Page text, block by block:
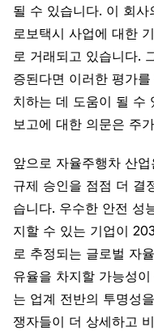
될 수 있습니다. 이 회
로보택시 사업에 대한
로 거래되고 있습니다.
증된다면 이러한 평가
치하는 데 도움이 될 수
보고에 대한 의문은 주
앞으로 자율주행차 산
규제 승인을 점점 더 결
습니다. 우수한 안전 성
지할 수 있는 기업이
로 추정되는 글로벌 자
유율을 차지할 가능성
는 업계 전반의 투명성
쟁자들이 더 상세하고